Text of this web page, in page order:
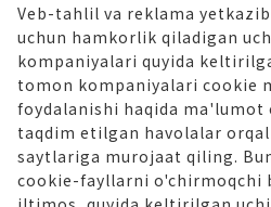
Veb-tahlil va reklama
uchun hamkorlik qiladigan
kompaniyalari quyida
tomon kompaniyalari cookie
foydalanishi haqida
taqdim etilgan havolalar
saytlariga murojaat qiling.
cookie-fayllarni o'chirmoqchi